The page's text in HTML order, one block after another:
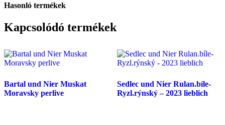
Hasonló termékek
Kapcsolódó termékek
Bartal und Nier Muskat
Moravsky perlive
Sedlec und Nier Rulan.bíle-
Ryzl.rýnský – 2023 lieblich